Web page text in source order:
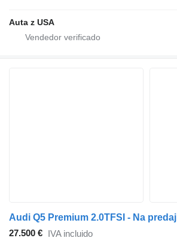
Auta z USA
Audi Q5 Premium 2.0TFSI - Na predaj
27.500 € IVA incluido